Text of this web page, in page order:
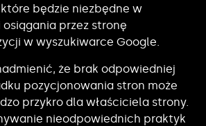
będzie niezbędne w
przez stronę
w wyszukiwarce Google.
że brak odpowiedniej
pozycjonowania stron może
przykro dla właściciela strony.
nieodpowiednich praktyk